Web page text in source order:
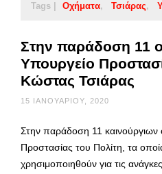
Tags | Οχήματα Τσιάρας
Στην παράδοση 11
Υπουργείο
Κώστας Τσιάρας
15 ΙΑΝΟΥΑΡΊΟΥ, 2020
Στην παράδοση 11
Προστασίας του Πολίτη, τα
χρησιμοποιηθούν για τις